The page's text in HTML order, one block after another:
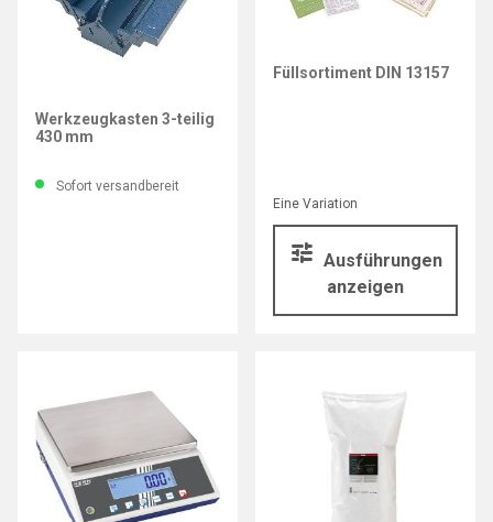
Werkzeugkasten 3-teilig
430 mm
Sofort versandbereit
Eine Variation
Ausführungen
anzeigen
Füllsortiment DIN 13157